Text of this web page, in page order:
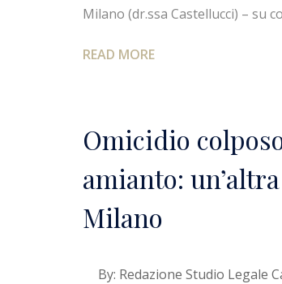
Milano (dr.ssa Castellucci) – su
READ MORE
Omicidio
amianto:
Milano
By: Redazione Studio Legale